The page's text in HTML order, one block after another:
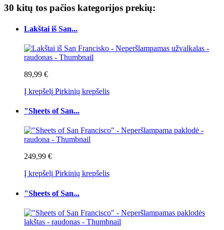
30 kitų tos pačios kategorijos prekių:
Lakštai iš San...
89,99 €
Į krepšelį Pirkinių krepšelis
"Sheets of San...
249,99 €
Į krepšelį Pirkinių krepšelis
"Sheets of San...